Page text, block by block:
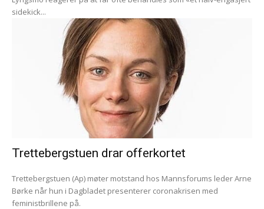
sidekick...
Trettebergstuen drar offerkortet
Trettebergstuen (Ap) møter motstand hos Mannsforums leder Arne
Børke når hun i Dagbladet presenterer coronakrisen med
feministbrillene på.